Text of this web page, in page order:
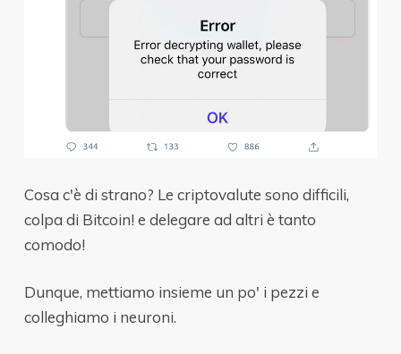
Cosa c'è di strano? Le criptovalute sono difficili,
colpa di Bitcoin! e delegare ad altri è tanto
comodo!
Dunque, mettiamo insieme un po' i pezzi e
colleghiamo i neuroni.